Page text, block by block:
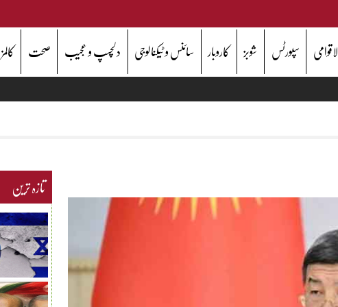
سپورٹس شوبز کاروبار سائنس و ٹیکنالوجی دلچسپ و عجیب صحت کالمز
تازہ ترین